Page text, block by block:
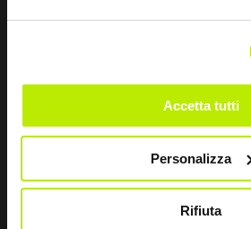
Accetta tutti
Personalizza
Rifiuta
this